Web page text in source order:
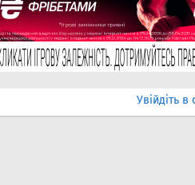
Увійдіть в